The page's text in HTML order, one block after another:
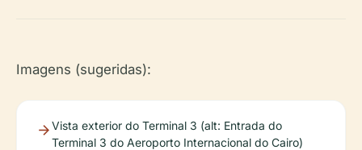
Imagens (sugeridas):
Vista exterior do Terminal 3 (alt: Entrada do
Terminal 3 do Aeroporto Internacional do Cairo)